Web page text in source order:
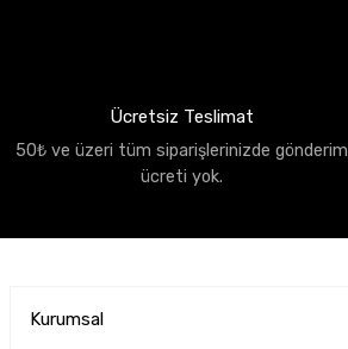
Ücretsiz Teslimat
50₺ ve üzeri tüm siparişlerinizde gönderim
ücreti yok.
Kurumsal